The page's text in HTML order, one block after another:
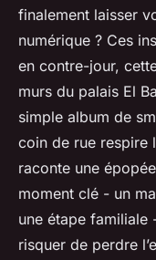
finalement laisser
numérique ? Ces
en contre-jour,
murs du palais El
simple album de
coin de rue respire
raconte une
moment clé - un
une étape familiale
risquer de perdre